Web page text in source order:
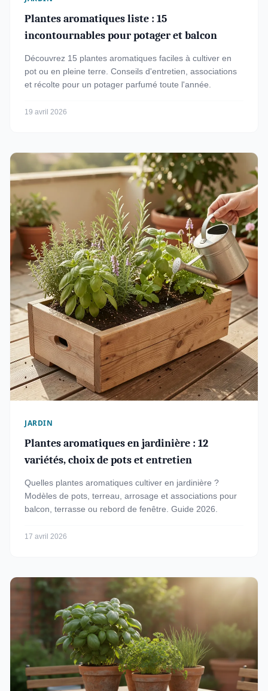
Plantes aromatiques liste : 15
incontournables pour potager et balcon
Découvrez 15 plantes aromatiques faciles à cultiver en
pot ou en pleine terre. Conseils d'entretien, associations
et récolte pour un potager parfumé toute l'année.
19 avril 2026
JARDIN
Plantes aromatiques en jardinière : 12
variétés, choix de pots et entretien
Quelles plantes aromatiques cultiver en jardinière ?
Modèles de pots, terreau, arrosage et associations pour
balcon, terrasse ou rebord de fenêtre. Guide 2026.
17 avril 2026